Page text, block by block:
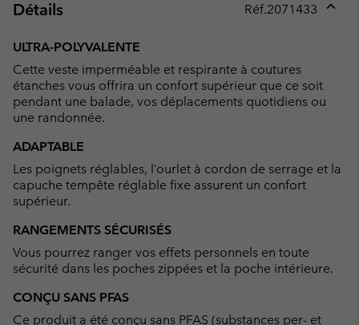
Détails Réf.2071433
ULTRA-POLYVALENTE
Cette veste imperméable et respirante à coutures
étanches vous offrira un confort supérieur que ce soit
pendant une balade, vos déplacements quotidiens ou
une randonnée.
ADAPTABLE
Les poignets réglables, l’ourlet à cordon de serrage et la
capuche tempête réglable fixe assurent un confort
supérieur.
RANGEMENTS SÉCURISÉS
Vous pourrez ranger vos effets personnels en toute
sécurité dans les poches zippées et la poche intérieure.
CONÇU SANS PFAS
Ce produit a été conçu sans PFAS (substances per- et